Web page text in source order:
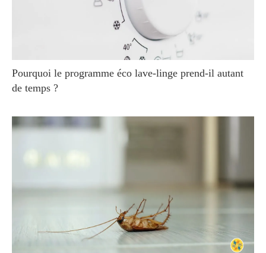
Pourquoi le programme éco lave-linge prend-il autant
de temps ?